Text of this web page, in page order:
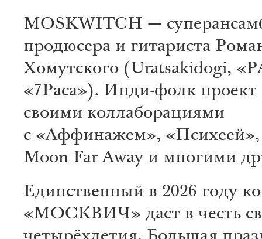
MOSKWITCH —
продюсера и гитариста
Хомутского (Uratsakidogi,
«7Раса»). Инди-фолк проект
своими коллаборациями
с «Аффинажем»,
Moon Far Away и многими
Единственный в 2026 году
«МОСКВИЧ» даст в честь